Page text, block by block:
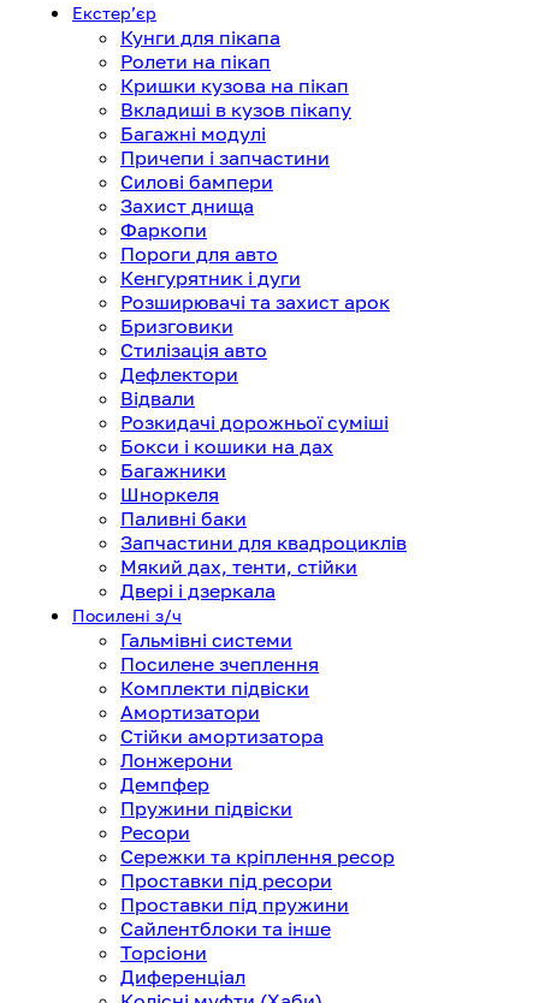
Екстерʼєр
Кунги для пікапа
Ролети на пікап
Кришки кузова на пікап
Вкладиші в кузов пікапу
Багажні модулі
Причепи і запчастини
Силові бампери
Захист днища
Фаркопи
Пороги для авто
Кенгурятник і дуги
Розширювачі та захист арок
Бризговики
Стилізація авто
Дефлектори
Відвали
Розкидачі дорожньої суміші
Бокси і кошики на дах
Багажники
Шноркеля
Паливні баки
Запчастини для квадроциклів
Мякий дах, тенти, стійки
Двері і дзеркала
Посилені з/ч
Гальмівні системи
Посилене зчеплення
Комплекти підвіски
Амортизатори
Стійки амортизатора
Лонжерони
Демпфер
Пружини підвіски
Ресори
Сережки та кріплення ресор
Проставки під ресори
Проставки під пружини
Сайлентблоки та інше
Торсіони
Диференціал